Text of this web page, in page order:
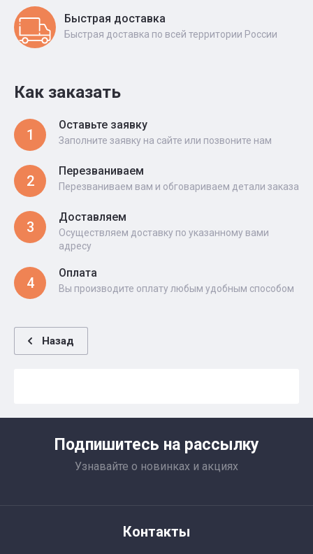
Быстрая доставка
Быстрая доставка по всей территории России
Как заказать
1
Оставьте заявку
Заполните заявку на сайте или позвоните нам
2
Перезваниваем
Перезваниваем вам и обговариваем детали заказа
3
Доставляем
Осуществляем доставку по указанному вами
адресу
4
Оплата
Вы производите оплату любым удобным способом
Назад
Подпишитесь на рассылку
Узнавайте о новинках и акциях
Контакты